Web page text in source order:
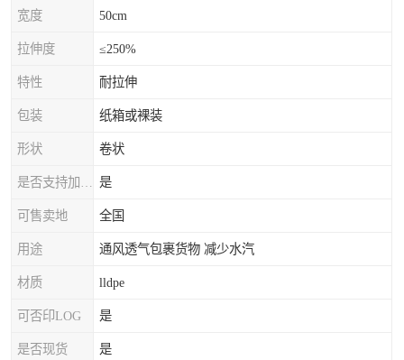
宽度 50cm
拉伸度 ≤250%
特性 耐拉伸
包装 纸箱或裸装
形状 卷状
是
可售卖地 全国
用途 通风透气包裹货物 减少水汽
材质 lldpe
可否印LOG 是
是否现货 是